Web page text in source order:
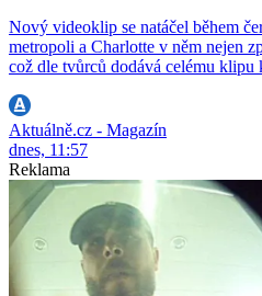
Nový videoklip se natáčel během
metropoli a Charlotte v něm nejen
což dle tvůrců dodává celému klipu
Aktuálně.cz - Magazín
dnes, 11:57
Reklama